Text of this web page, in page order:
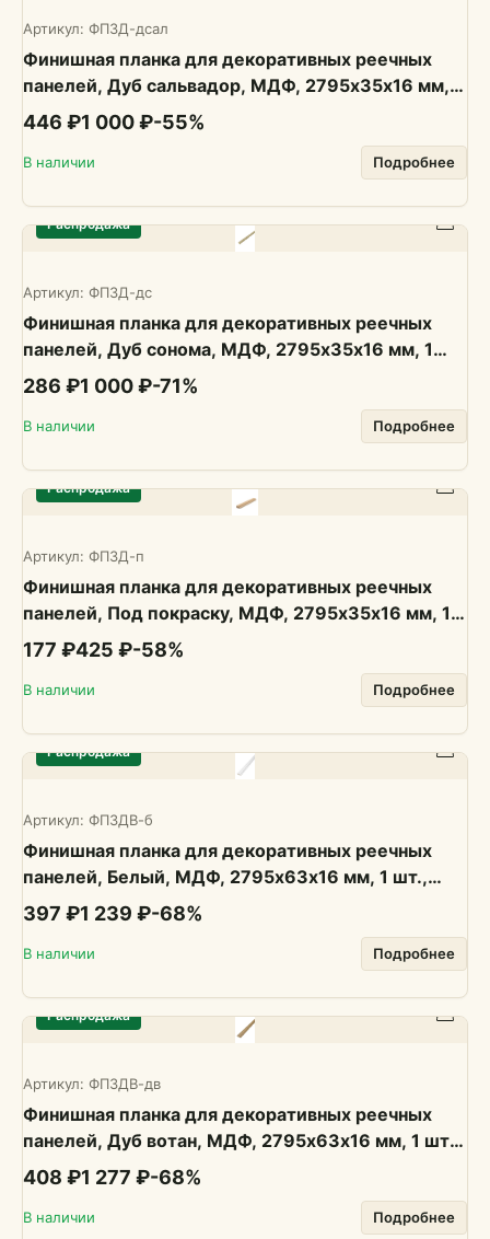
Артикул: ФП3Д-дсал
Финишная планка для декоративных реечных
панелей, Дуб сальвадор, МДФ, 2795х35х16 мм, 1
шт., PLASTWOOD
446 ₽1 000 ₽-55%
В наличии Подробнее
Распродажа
Артикул: ФП3Д-дс
Финишная планка для декоративных реечных
панелей, Дуб сонома, МДФ, 2795х35х16 мм, 1
шт., PLASTWOOD
286 ₽1 000 ₽-71%
В наличии Подробнее
Распродажа
Артикул: ФП3Д-п
Финишная планка для декоративных реечных
панелей, Под покраску, МДФ, 2795х35х16 мм, 1
шт., PLASTWOOD
177 ₽425 ₽-58%
В наличии Подробнее
Распродажа
Артикул: ФП3ДВ-б
Финишная планка для декоративных реечных
панелей, Белый, МДФ, 2795х63х16 мм, 1 шт.,
PLASTWOOD
397 ₽1 239 ₽-68%
В наличии Подробнее
Распродажа
Артикул: ФП3ДВ-дв
Финишная планка для декоративных реечных
панелей, Дуб вотан, МДФ, 2795х63х16 мм, 1 шт.,
PLASTWOOD
408 ₽1 277 ₽-68%
В наличии Подробнее